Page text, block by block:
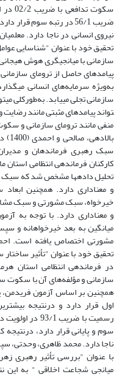
سکوت
ضریب 56/1 در رتبه سوم
تحقیق خود با عنوان "شناسایی
سازمانی با میانجی­گری هوش
پیامدهای حاصل از ترومای
به‌ویژه سرمایه‌های انسانی
تواند پیامدهای مثبتی مانند
منفی مانند ترومای سازمانی و
سبک رهبری فرماندهان و
کارکنان فرماندهی انتظامی
تحلیل داده­ها مشخص شد که سبک
و معناداری دارد. همچنین
خیرخواه، سبک مشورتی و سبک
و معناداری دارد. با توجه به
میانگین به بعد خیرخواهانه و
تحقیق خود با عنوان "تأثیر
در فرماندهی انتظامی استان
سازمانی و مؤلفه‌های آن با سکوت
اول قرار دارد و درنتیجه
سوم و پایانی قرار دارد،
با عنوان "بررسی تأثیر رهبری
میانجی شجاعت اخلاقی " به این